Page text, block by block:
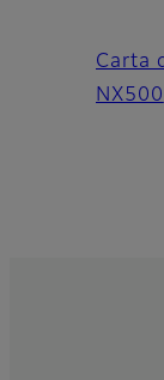
Carta
NX500